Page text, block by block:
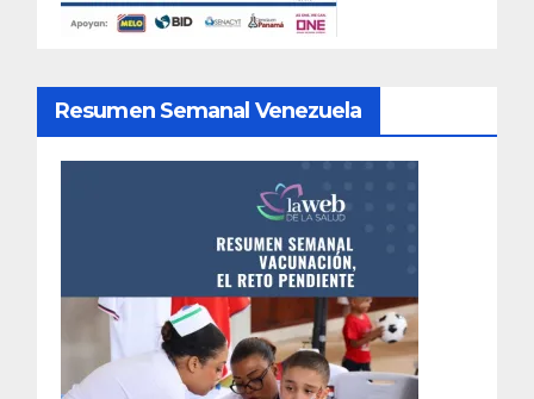
Resumen Semanal Venezuela